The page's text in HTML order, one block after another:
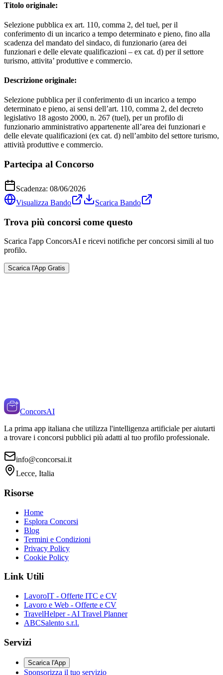
Titolo originale:
Selezione pubblica ex art. 110, comma 2, del tuel, per il
conferimento di un incarico a tempo determinato e pieno, fino alla
scadenza del mandato del sindaco, di funzionario (area dei
funzionari e delle elevate qualificazioni – ex cat. d) per il settore
turismo, attivita’ produttive e commercio.
Descrizione originale:
Selezione pubblica per il conferimento di un incarico a tempo
determinato e pieno, ai sensi dell’art. 110, comma 2, del decreto
legislativo 18 agosto 2000, n. 267 (tuel), per un profilo di
funzionario amministrativo appartenente all’area dei funzionari e
delle elevate qualificazioni (ex cat. d) nell’ambito del settore turismo,
attività produttive e commercio.
Partecipa al Concorso
Scadenza: 08/06/2026
Visualizza Bando
Scarica Bando
Trova più concorsi come questo
Scarica l'app ConcorsAI e ricevi notifiche per concorsi simili al tuo
profilo.
Scarica l'App Gratis
ConcorsAI
La prima app italiana che utilizza l'intelligenza artificiale per aiutarti
a trovare i concorsi pubblici più adatti al tuo profilo professionale.
info@concorsai.it
Lecce, Italia
Risorse
Home
Esplora Concorsi
Blog
Termini e Condizioni
Privacy Policy
Cookie Policy
Link Utili
LavoroIT - Offerte ITC e CV
Lavoro e Web - Offerte e CV
TravelHelper - AI Travel Planner
ABCSalento s.r.l.
Servizi
Scarica l'App
Sponsorizza il tuo servizio